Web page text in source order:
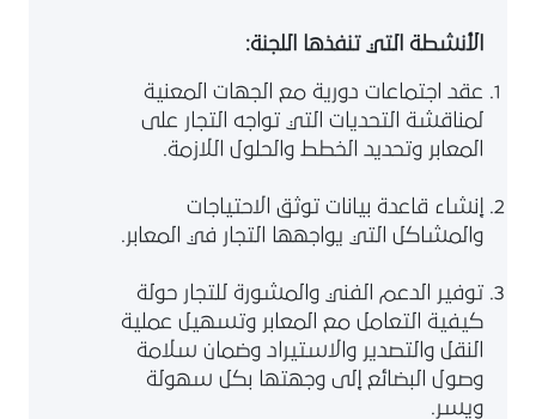
الأنشطة التي تنفذها اللجنة:
عقد اجتماعات دورية مع الجهات المعنية
لمناقشة التحديات التي تواجه التجار على
المعابر وتحديد الخطط والحلول اللازمة.
إنشاء قاعدة بيانات توثق الاحتياجات
والمشاكل التي يواجهها التجار في المعابر.
توفير الدعم الفني والمشورة للتجار حولة
كيفية التعامل مع المعابر وتسهيل عملية
النقل والتصدير والاستيراد وضمان سلامة
وصول البضائع إلى وجهتها بكل سهولة
ويسر.